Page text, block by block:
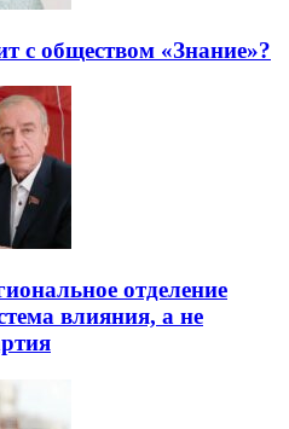
с обществом «Знание»?
отделение
влияния, а не